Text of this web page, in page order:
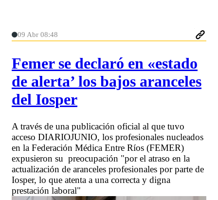
09 Abr 08:48
Femer se declaró en «estado
de alerta’ los bajos aranceles
del Iosper
A través de una publicación oficial al que tuvo
acceso DIARIOJUNIO, los profesionales nucleados
en la Federación Médica Entre Ríos (FEMER)
expusieron su preocupación "por el atraso en la
actualización de aranceles profesionales por parte de
Iosper, lo que atenta a una correcta y digna
prestación laboral"